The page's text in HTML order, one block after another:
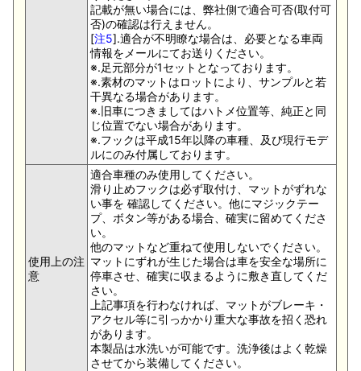
記載が無い場合には、弊社側で適合可否(取付可
否)の確認は行えません。
[注5].適合が不明瞭な場合は、必要となる車両
情報をメールにてお送りください。
※.足元部分が1セットとなっております。
※.素材のマットはロットにより、サンプルと若
干異なる場合があります。
※.旧車につきましてはハトメ位置等、純正と同
じ位置でない場合があります。
※.フックは平成15年以降の車種、及び現行モデ
ルにのみ付属しております。
使用上の注
意
適合車種のみ使用してください。
滑り止めフックは必ず取付け、マットがずれな
い事を 確認してください。他にマジックテー
プ、ボタン等がある場合、確実に留めてくださ
い。
他のマットなど重ねて使用しないでください。
マットにずれが生じた場合は車を安全な場所に
停車させ、確実に収まるように敷き直してくだ
さい。
上記事項を行わなければ、マットがブレーキ・
アクセル等に引っかかり重大な事故を招く恐れ
があります。
本製品は水洗いが可能です。洗浄後はよく乾燥
させてから装備してください。